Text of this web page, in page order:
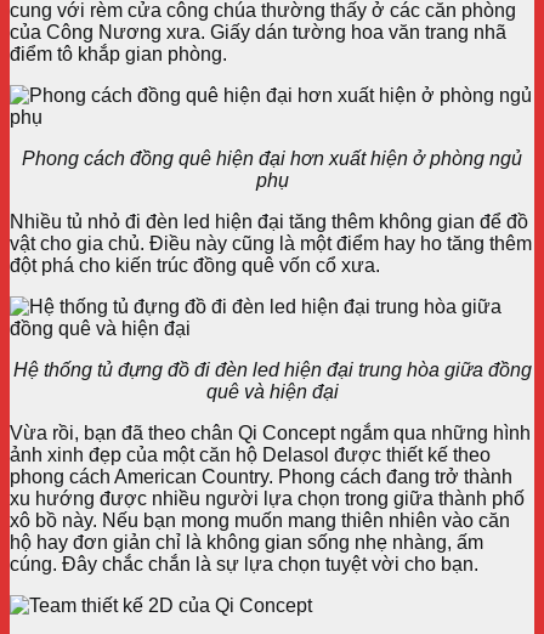
cung với rèm cửa công chúa thường thấy ở các căn phòng
của Công Nương xưa. Giấy dán tường hoa văn trang nhã
điểm tô khắp gian phòng.
Phong cách đồng quê hiện đại hơn xuất hiện ở phòng ngủ
phụ
Nhiều tủ nhỏ đi đèn led hiện đại tăng thêm không gian để đồ
vật cho gia chủ. Điều này cũng là một điểm hay ho tăng thêm
đột phá cho kiến trúc đồng quê vốn cổ xưa.
Hệ thống tủ đựng đồ đi đèn led hiện đại trung hòa giữa đồng
quê và hiện đại
Vừa rồi, bạn đã theo chân Qi Concept ngắm qua những hình
ảnh xinh đẹp của một căn hộ Delasol được thiết kế theo
phong cách American Country. Phong cách đang trở thành
xu hướng được nhiều người lựa chọn trong giữa thành phố
xô bồ này. Nếu bạn mong muốn mang thiên nhiên vào căn
hộ hay đơn giản chỉ là không gian sống nhẹ nhàng, ấm
cúng. Đây chắc chắn là sự lựa chọn tuyệt vời cho bạn.